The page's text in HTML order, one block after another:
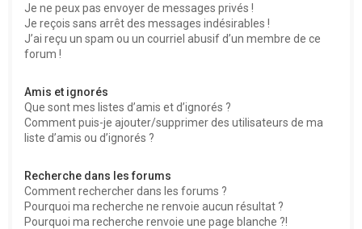
Je ne peux pas envoyer de messages privés !
Je reçois sans arrêt des messages indésirables !
J’ai reçu un spam ou un courriel abusif d’un membre de ce
forum !
Amis et ignorés
Que sont mes listes d’amis et d’ignorés ?
Comment puis-je ajouter/supprimer des utilisateurs de ma
liste d’amis ou d’ignorés ?
Recherche dans les forums
Comment rechercher dans les forums ?
Pourquoi ma recherche ne renvoie aucun résultat ?
Pourquoi ma recherche renvoie une page blanche ?!